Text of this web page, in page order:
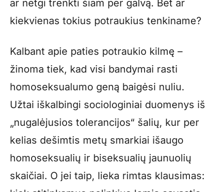
ar netgi trenkti šiam per galvą. Bet ar
kiekvienas tokius potraukius tenkiname?
Kalbant apie paties potraukio kilmę –
žinoma tiek, kad visi bandymai rasti
homoseksualumo geną baigėsi nuliu.
Užtai iškalbingi sociologiniai duomenys iš
„nugalėjusios tolerancijos“ šalių, kur per
kelias dešimtis metų smarkiai išaugo
homoseksualių ir biseksualių jaunuolių
skaičiai. O jei taip, lieka rimtas klausimas: